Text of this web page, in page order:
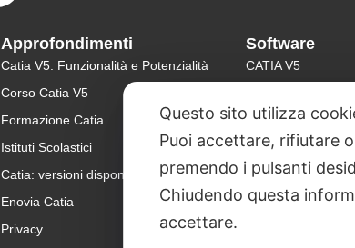
Approfondimenti
Catia V5: Funzionalità e Potenzialità
Corso Catia V5
Formazione Catia
Istituti Scolastici
Catia: versioni disponibili
Enovia Catia
Privacy
Software
CATIA V5
Rhinoceros
Questo sito utilizza
Puoi accettare, rifiutare
premendo i pulsanti
Chiudendo questa
accettare.